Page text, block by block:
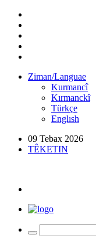
Ziman/Languae
Kurmancî
Kırmanckî
Türkçe
Englısh
09 Tebax 2026
TÊKETIN